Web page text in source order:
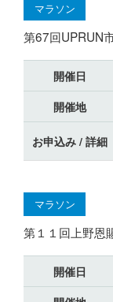
マラソン
第67回UPRUN
開催日
開催地
お申込み / 詳細
マラソン
第１１回上野恩
開催日